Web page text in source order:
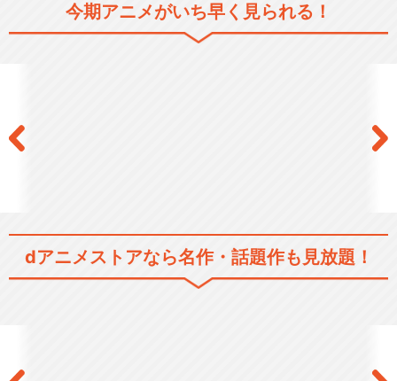
シリーズ／関連のアニメ作品
劇場版そらのおとしもの 時計
じかけの哀女神
今期アニメがいち早く見られる！
dアニメストアなら名作・話題作も見放題！